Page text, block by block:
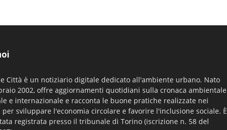
Città è un notiziario digitale dedicato all'ambiente urbano. Nato
2002, offre aggiornamenti quotidiani sulla cronaca ambientale
e internazionale e racconta le buone pratiche realizzate nei
sviluppare l'economia circolare e favorire l'inclusione sociale. È
registrata presso il tribunale di Torino (iscrizione n. 58 del